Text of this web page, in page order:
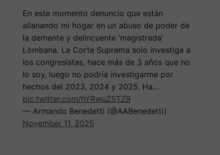
En este momento denuncio que están
allanando mi hogar en un abuso de poder de
la demente y delincuente ‘magistrada’
Lombana. La Corte Suprema solo investiga a
los congresistas, hace más de 3 años que no
lo soy, luego no podría investigarme por
hechos del 2023, 2024 y 2025. Ha…
pic.twitter.com/hYRwuZ5TZ9
— Armando Benedetti (@AABenedetti)
November 11, 2025